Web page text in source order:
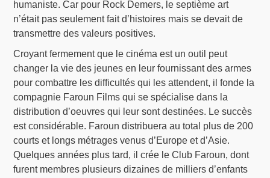
humaniste. Car pour Rock Demers, le septième art
n’était pas seulement fait d’histoires mais se devait de
transmettre des valeurs positives.
Croyant fermement que le cinéma est un outil peut
changer la vie des jeunes en leur fournissant des armes
pour combattre les difficultés qui les attendent, il fonde la
compagnie Faroun Films qui se spécialise dans la
distribution d’oeuvres qui leur sont destinées. Le succès
est considérable. Faroun distribuera au total plus de 200
courts et longs métrages venus d’Europe et d’Asie.
Quelques années plus tard, il crée le Club Faroun, dont
furent membres plusieurs dizaines de milliers d’enfants